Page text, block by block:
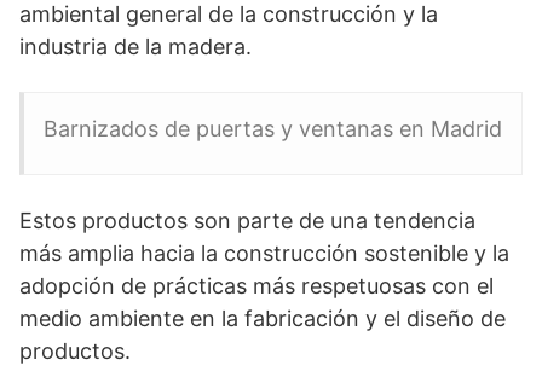
ambiental general de la construcción y la
industria de la madera.
Barnizados de puertas y ventanas en Madrid
Estos productos son parte de una tendencia
más amplia hacia la construcción sostenible y la
adopción de prácticas más respetuosas con el
medio ambiente en la fabricación y el diseño de
productos.